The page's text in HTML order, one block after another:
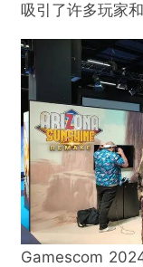
吸引了许多玩家
Gamescom